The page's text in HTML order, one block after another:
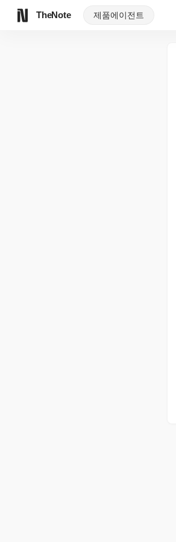
TheNote 제품에이전트